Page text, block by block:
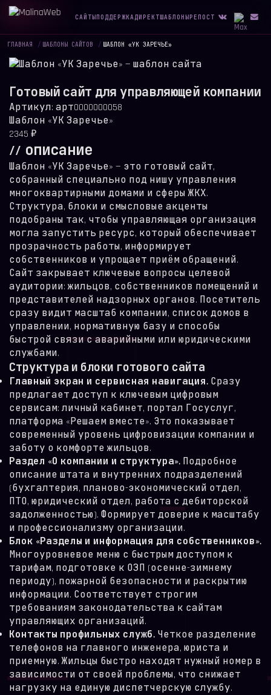
САЙТЫПОДДЕРЖКА ДИРЕКТШАБЛОНЫРЕПОСТ
ГЛАВНАЯ / ШАБЛОНЫ САЙТОВ / ШАБЛОН «УК ЗАРЕЧЬЕ»
Готовый сайт для управляющей компании
Артикул: арт0000000058
Шаблон «УК Заречье»
2345 ₽
// описание
Шаблон «УК Заречье» — это готовый сайт,
собранный специально под нишу управления
многоквартирными домами и сферы ЖКХ.
Структура, блоки и смысловые акценты
подобраны так, чтобы управляющая организация
могла запустить ресурс, который обеспечивает
прозрачность работы, информирует
собственников и упрощает приём обращений.
Сайт закрывает ключевые вопросы целевой
аудитории: жильцов, собственников помещений и
представителей надзорных органов. Посетитель
сразу видит масштаб компании, список домов в
управлении, нормативную базу и способы
быстрой связи с аварийными или юридическими
службами.
Структура и блоки готового сайта
Главный экран и сервисная навигация. Сразу
предлагает доступ к ключевым цифровым
сервисам: личный кабинет, портал Госуслуг,
платформа «Решаем вместе». Это показывает
современный уровень цифровизации компании и
заботу о комфорте жильцов.
Раздел «О компании и структура». Подробное
описание штата и внутренних подразделений
(бухгалтерия, планово-экономический отдел,
ПТО, юридический отдел, работа с дебиторской
задолженностью). Формирует доверие к масштабу
и профессионализму организации.
Блок «Разделы и информация для собственников».
Многоуровневое меню с быстрым доступом к
тарифам, подготовке к ОЗП (осенне-зимнему
периоду), пожарной безопасности и раскрытию
информации. Соответствует строгим
требованиям законодательства к сайтам
управляющих организаций.
Контакты профильных служб. Четкое разделение
телефонов на главного инженера, юриста и
приемную. Жильцы быстро находят нужный номер в
зависимости от своей проблемы, что снижает
нагрузку на единую диспетчерскую службу.